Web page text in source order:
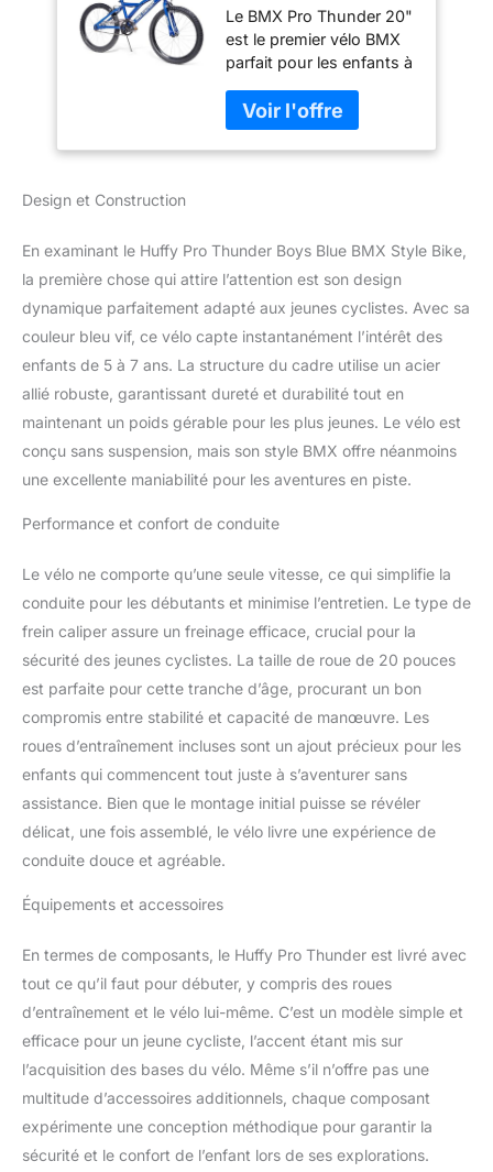
Ans
Le BMX Pro Thunder 20"
est le premier vélo BMX
parfait pour les enfants à
une taille comprise entre
117 et 135 cm Avec sa
finition bleue brillante
certainement des autres
Les pneus à roulement
rapide et la transmission
équilibrée vous
permettent de pédaler
librement pendant les
cascades et la vitesse.
de la garantie sans souci
de Huffy et un excellent
support client Étriers de
un contrôle solide
Design et Construction
En examinant le Huffy Pro Thunder Boys Blue BMX Style Bike,
la première chose qui attire l’attention est son design
dynamique parfaitement adapté aux jeunes cyclistes. Avec sa
couleur bleu vif, ce vélo capte instantanément l’intérêt des
enfants de 5 à 7 ans. La structure du cadre utilise un acier
allié robuste, garantissant dureté et durabilité tout en
maintenant un poids gérable pour les plus jeunes. Le vélo est
conçu sans suspension, mais son style BMX offre néanmoins
une excellente maniabilité pour les aventures en piste.
Performance et confort de conduite
Le vélo ne comporte qu’une seule vitesse, ce qui simplifie la
conduite pour les débutants et minimise l’entretien. Le type de
frein caliper assure un freinage efficace, crucial pour la
sécurité des jeunes cyclistes. La taille de roue de 20 pouces
est parfaite pour cette tranche d’âge, procurant un bon
compromis entre stabilité et capacité de manœuvre. Les
roues d’entraînement incluses sont un ajout précieux pour les
enfants qui commencent tout juste à s’aventurer sans
assistance. Bien que le montage initial puisse se révéler
délicat, une fois assemblé, le vélo livre une expérience de
conduite douce et agréable.
Équipements et accessoires
En termes de composants, le Huffy Pro Thunder est livré avec
tout ce qu’il faut pour débuter, y compris des roues
d’entraînement et le vélo lui-même. C’est un modèle simple et
efficace pour un jeune cycliste, l’accent étant mis sur
l’acquisition des bases du vélo. Même s’il n’offre pas une
multitude d’accessoires additionnels, chaque composant
expérimente une conception méthodique pour garantir la
sécurité et le confort de l’enfant lors de ses explorations.